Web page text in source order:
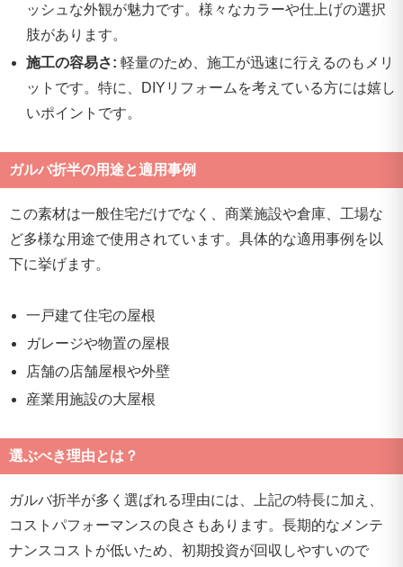
ッシュな外観が魅力です。様々なカラーや仕上げの選択
肢があります。
施工の容易さ: 軽量のため、施工が迅速に行えるのもメリ
ットです。特に、DIYリフォームを考えている方には嬉し
いポイントです。
ガルバ折半の用途と適用事例
この素材は一般住宅だけでなく、商業施設や倉庫、工場な
ど多様な用途で使用されています。具体的な適用事例を以
下に挙げます。
一戸建て住宅の屋根
ガレージや物置の屋根
店舗の店舗屋根や外壁
産業用施設の大屋根
選ぶべき理由とは？
ガルバ折半が多く選ばれる理由には、上記の特長に加え、
コストパフォーマンスの良さもあります。長期的なメンテ
ナンスコストが低いため、初期投資が回収しやすいので